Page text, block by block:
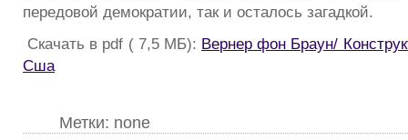
передовой демократии, так и осталось загадкой.
Скачать в pdf ( 7,5 МБ): Вернер фон Браун/
Cша
Метки: none